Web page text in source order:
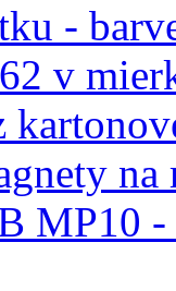
-
v
na
MP10